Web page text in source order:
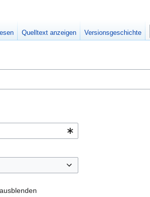
Quelltext anzeigen Versionsgeschichte